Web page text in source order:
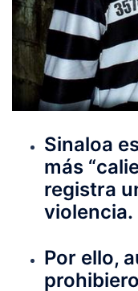
Sinaloa
más
registra
violencia.
Por ello,